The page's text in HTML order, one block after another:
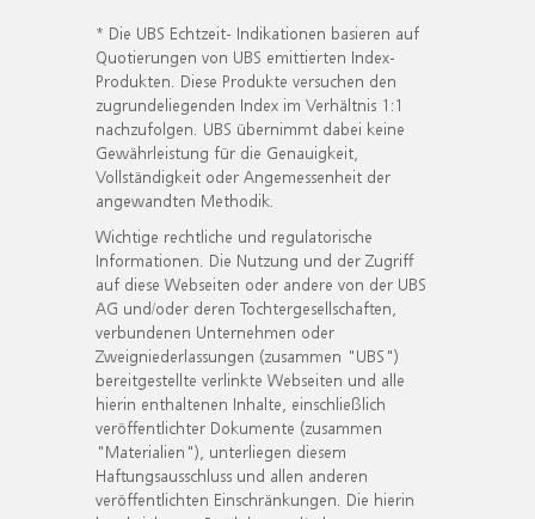
* Die UBS Echtzeit- Indikationen basieren auf
Quotierungen von UBS emittierten Index-
Produkten. Diese Produkte versuchen den
zugrundeliegenden Index im Verhältnis 1:1
nachzufolgen. UBS übernimmt dabei keine
Gewährleistung für die Genauigkeit,
Vollständigkeit oder Angemessenheit der
angewandten Methodik.
Wichtige rechtliche und regulatorische
Informationen. Die Nutzung und der Zugriff
auf diese Webseiten oder andere von der UBS
AG und/oder deren Tochtergesellschaften,
verbundenen Unternehmen oder
Zweigniederlassungen (zusammen "UBS")
bereitgestellte verlinkte Webseiten und alle
hierin enthaltenen Inhalte, einschließlich
veröffentlichter Dokumente (zusammen
"Materialien"), unterliegen diesem
Haftungsausschluss und allen anderen
veröffentlichten Einschränkungen. Die hierin